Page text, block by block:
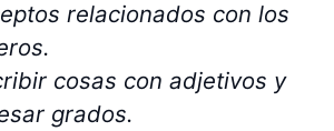
relacionados con los
cosas con adjetivos y
grados.